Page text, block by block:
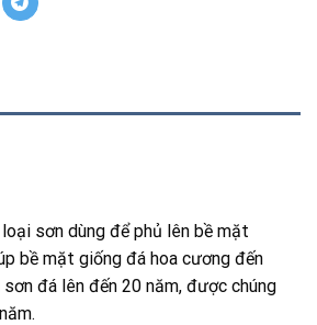
sơn dùng để phủ lên bề mặt
bề mặt giống đá hoa cương đến
đá lên đến 20 năm, được chúng